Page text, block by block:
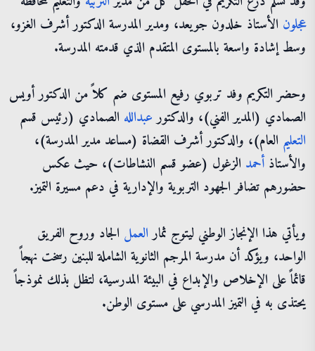
عجلون الأستاذ خلدون جويعد، ومدير المدرسة الدكتور أشرف الغزو،
وسط إشادة واسعة بالمستوى المتقدم الذي قدمته المدرسة.
وحضر التكريم وفد تربوي رفيع المستوى ضم كلاً من الدكتور أويس
الصمادي (المدير الفني)، والدكتورعبدالله الصمادي (رئيس قسم
التعليم العام)، والدكتور أشرف القضاة (مساعد مدير المدرسة)،
والأستاذأحمد الزغول (عضو قسم النشاطات)، حيث عكس
حضورهم تضافر الجهود التربوية والإدارية في دعم مسيرة التميز.
ويأتي هذا الإنجاز الوطني ليتوج ثمارالعمل الجاد وروح الفريق
الواحد، ويؤكد أن مدرسة المرجم الثانوية الشاملة للبنين رسخت نهجاً
قائماً على الإخلاص والإبداع في البيئة المدرسية، لتظل بذلك نموذجاً
يحتذى به في التميز المدرسي على مستوى الوطن.